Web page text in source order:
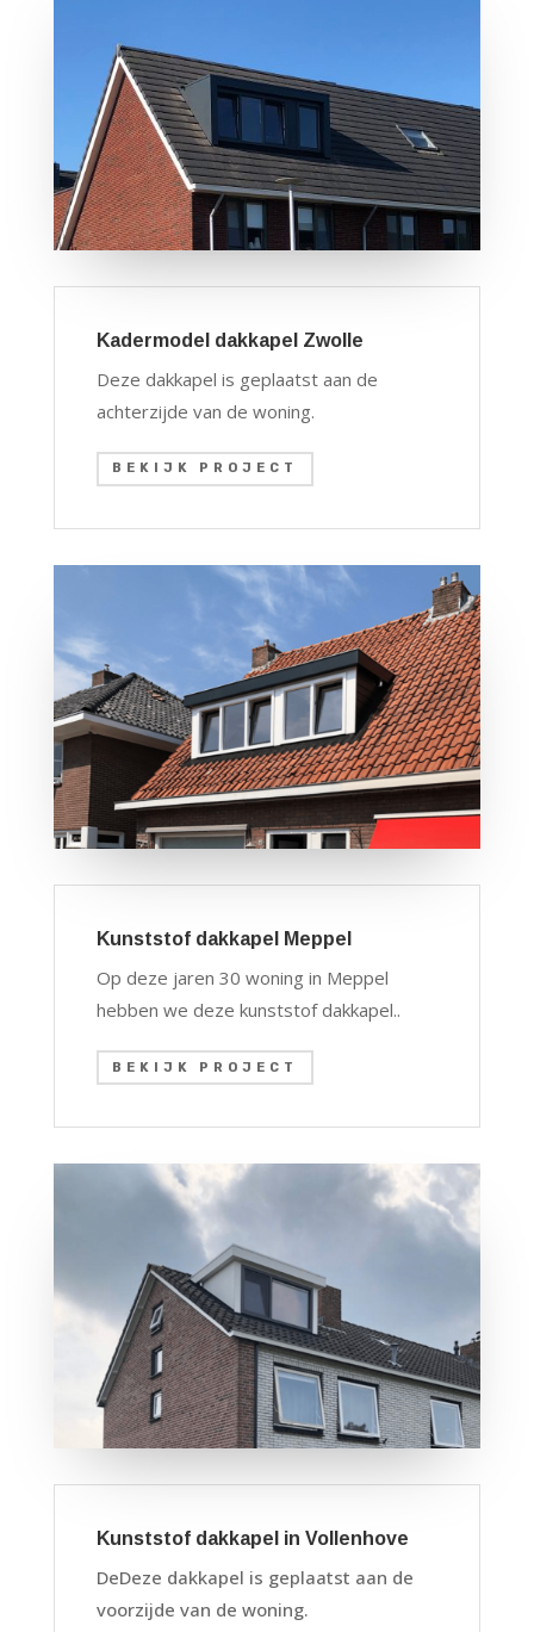
Kadermodel dakkapel Zwolle
Deze dakkapel is geplaatst aan de
achterzijde van de woning.
BEKIJK PROJECT
Kunststof dakkapel Meppel
Op deze jaren 30 woning in Meppel
hebben we deze kunststof dakkapel..
BEKIJK PROJECT
Kunststof dakkapel in Vollenhove
DeDeze dakkapel is geplaatst aan de
voorzijde van de woning.